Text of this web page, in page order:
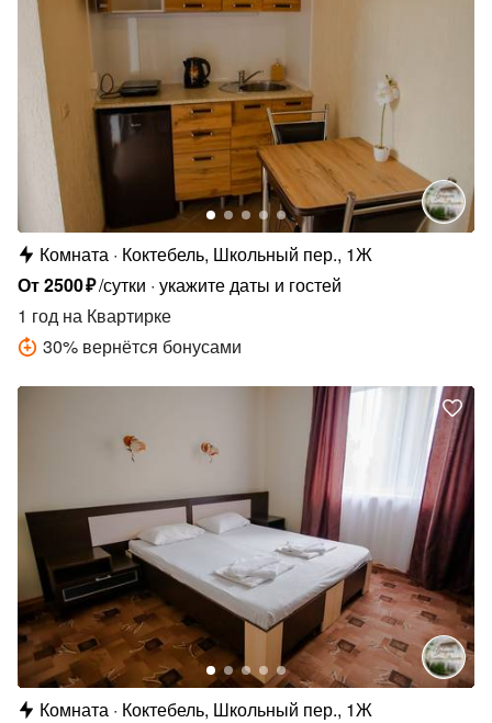
Комната Коктебель, Школьный пер., 1Ж
От2500₽/сутки укажите даты и гостей
1 год на Квартирке
30% вернётся бонусами
Комната
Коктебель, Школьный пер., 1Ж